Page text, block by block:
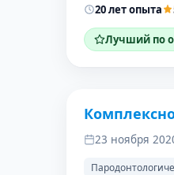
20 лет опыта
Лучший по
ДО
23 ноября